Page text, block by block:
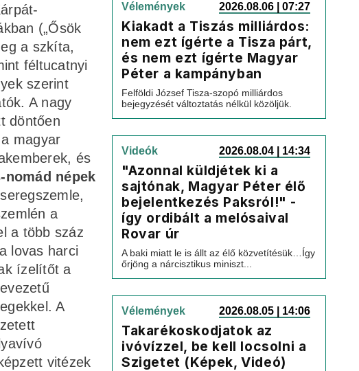
(„Ősök
a szkíta,
féltucatnyi
szerint
A nagy
döntően
magyar
és
nomád népek
a
a több száz
lovas harci
ízelítőt a
A
vitézek
Vélemények 2026.08.06 | 07:27
Kiakadt a Tiszás milliárdos:
nem ezt ígérte a Tisza párt,
és nem ezt ígérte Magyar
Péter a kampányban
Felföldi József Tisza-szopó milliárdos
bejegyzését változtatás nélkül közöljük.
Videók 2026.08.04 | 14:34
"Azonnal küldjétek ki a
sajtónak, Magyar Péter élő
bejelentkezés Paksról!" -
így ordibált a melósaival
Rovar úr
A baki miatt le is állt az élő közvetítésük…Így
őrjöng a nárcisztikus miniszt...
Vélemények 2026.08.05 | 14:06
Takarékoskodjatok az
ivóvízzel, be kell locsolni a
Szigetet (Képek, Videó)